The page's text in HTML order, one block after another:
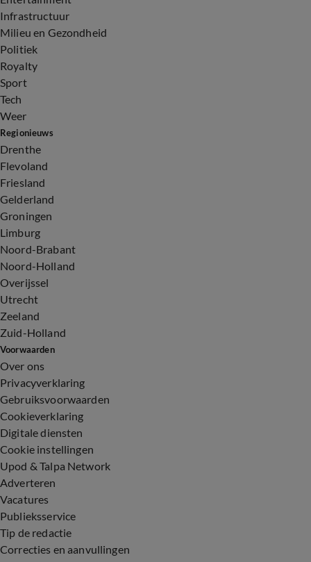
Infrastructuur
Milieu en Gezondheid
Politiek
Royalty
Sport
Tech
Weer
Regionieuws
Drenthe
Flevoland
Friesland
Gelderland
Groningen
Limburg
Noord-Brabant
Noord-Holland
Overijssel
Utrecht
Zeeland
Zuid-Holland
Voorwaarden
Over ons
Privacyverklaring
Gebruiksvoorwaarden
Cookieverklaring
Digitale diensten
Cookie instellingen
Upod & Talpa Network
Adverteren
Vacatures
Publieksservice
Tip de redactie
Correcties en aanvullingen